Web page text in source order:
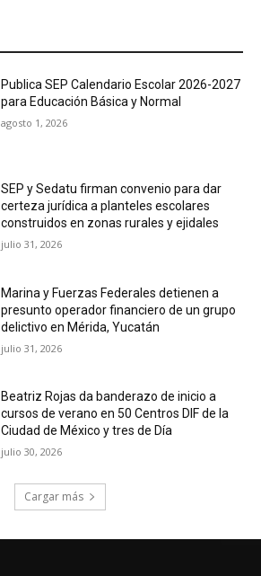
Publica SEP Calendario Escolar 2026-2027
para Educación Básica y Normal
agosto 1, 2026
SEP y Sedatu firman convenio para dar
certeza jurídica a planteles escolares
construidos en zonas rurales y ejidales
julio 31, 2026
Marina y Fuerzas Federales detienen a
presunto operador financiero de un grupo
delictivo en Mérida, Yucatán
julio 31, 2026
Beatriz Rojas da banderazo de inicio a
cursos de verano en 50 Centros DIF de la
Ciudad de México y tres de Día
julio 30, 2026
Cargar más